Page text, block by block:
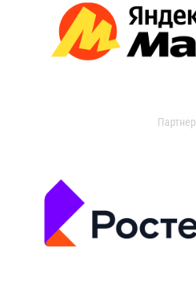
Партнер